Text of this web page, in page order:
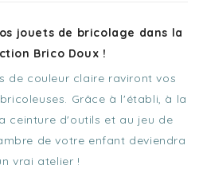
jouets de bricolage dans la
Brico Doux !
de couleur claire raviront vos
Grâce à l'établi, à la
ceinture d'outils et au jeu de
de votre enfant deviendra
vrai atelier !